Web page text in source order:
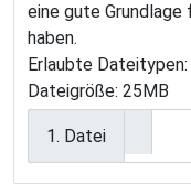
eine gute
haben.
Erlaubte
Dateigröße: 25MB
1. Datei